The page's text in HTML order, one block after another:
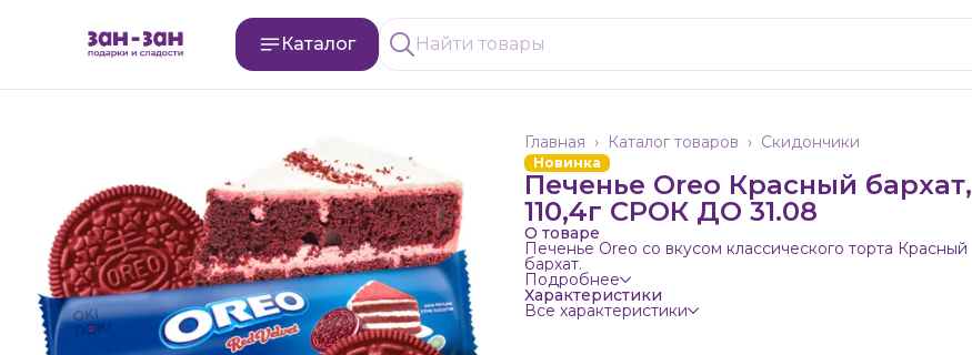
Каталог
Скидончики
Каталог товаров ›
Главная ›
Новинка
Печенье Oreo Красный бархат,
110,4г СРОК ДО 31.08
О товаре
Печенье Oreo со вкусом классического торта Красный
бархат.
Подробнее
Характеристики
Все характеристики